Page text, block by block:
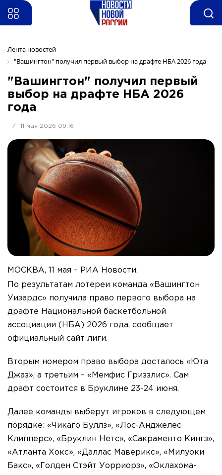
Лента новостей
"Вашингтон" получил первый выбор на драфте НБА 2026 года
"Вашингтон" получил первый
выбор на драфте НБА 2026
года
/ 11 мая 2026 09:16
МОСКВА, 11 мая – РИА Новости.
По результатам лотереи команда «Вашингтон
Уизардс» получила право первого выбора на
драфте Национальной баскетбольной
ассоциации (НБА) 2026 года, сообщает
официальный сайт лиги.
Вторым номером право выбора досталось «Юта
Джаз», а третьим – «Мемфис Гриззлис». Сам
драфт состоится в Бруклине 23-24 июня.
Далее команды выберут игроков в следующем
порядке: «Чикаго Буллз», «Лос-Анджелес
Клипперс», «Бруклин Нетс», «Сакраменто Кингз»,
«Атланта Хокс», «Даллас Маверикс», «Милуоки
Бакс», «Голден Стэйт Уорриорз», «Оклахома-